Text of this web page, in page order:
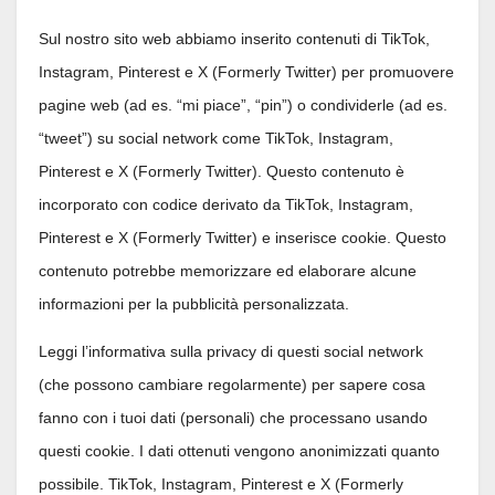
Sul nostro sito web abbiamo inserito contenuti di TikTok,
Instagram, Pinterest e X (Formerly Twitter) per promuovere
pagine web (ad es. “mi piace”, “pin”) o condividerle (ad es.
“tweet”) su social network come TikTok, Instagram,
Pinterest e X (Formerly Twitter). Questo contenuto è
incorporato con codice derivato da TikTok, Instagram,
Pinterest e X (Formerly Twitter) e inserisce cookie. Questo
contenuto potrebbe memorizzare ed elaborare alcune
informazioni per la pubblicità personalizzata.
Leggi l’informativa sulla privacy di questi social network
(che possono cambiare regolarmente) per sapere cosa
fanno con i tuoi dati (personali) che processano usando
questi cookie. I dati ottenuti vengono anonimizzati quanto
possibile. TikTok, Instagram, Pinterest e X (Formerly